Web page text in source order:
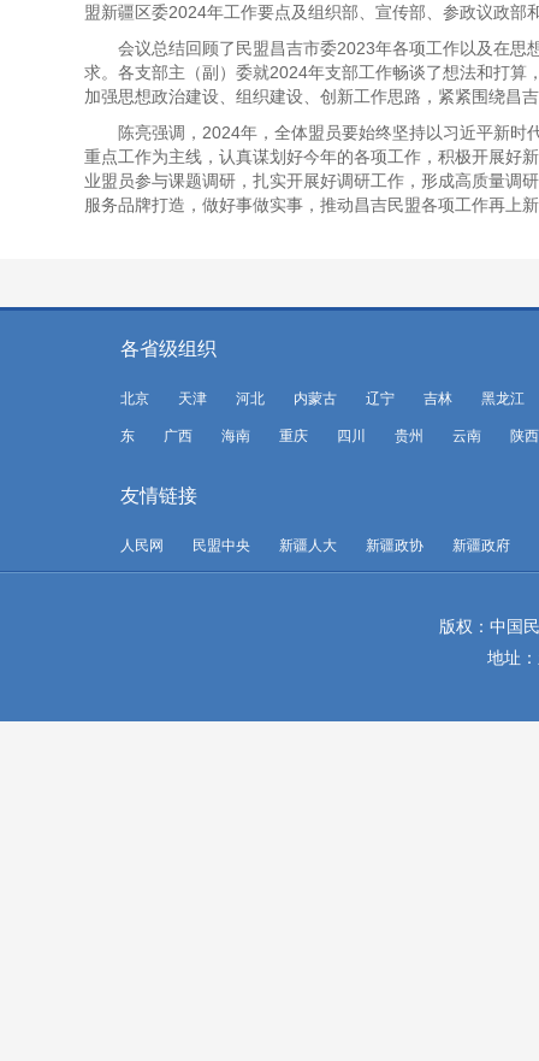
盟新疆区委2024年工作要点及组织部、宣传部、参政议政
会议总结回顾了民盟昌吉市委2023年各项工作以及在
求。各支部主（副）委就2024年支部工作畅谈了想法和打
加强思想政治建设、组织建设、创新工作思路，紧紧围绕昌
陈亮强调，2024年，全体盟员要始终坚持以习近平新
重点工作为主线，认真谋划好今年的各项工作，积极开展好
业盟员参与课题调研，扎实开展好调研工作，形成高质量调
服务品牌打造，做好事做实事，推动昌吉民盟各项工作再上
各省级组织
北京 天津 河北 内蒙古 辽宁 吉林 黑龙江
东 广西 海南 重庆 四川 贵州 云南 陕西
友情链接
人民网 民盟中央 新疆人大 新疆政协 新疆政府
版权：中国
地址